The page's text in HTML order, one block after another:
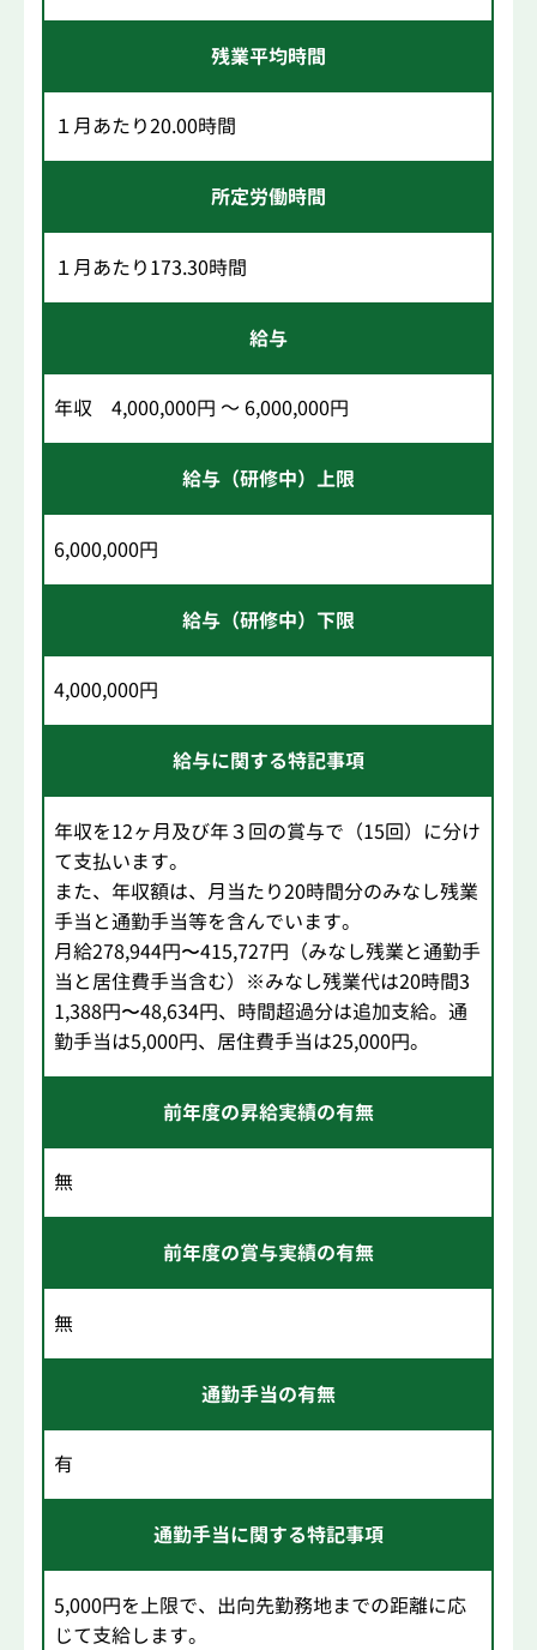
残業平均時間
１月あたり20.00時間
所定労働時間
１月あたり173.30時間
給与
年収 4,000,000円 ～ 6,000,000円
給与（研修中）上限
6,000,000円
給与（研修中）下限
4,000,000円
給与に関する特記事項
年収を12ヶ月及び年３回の賞与で（15回）に分け
て支払います。
また、年収額は、月当たり20時間分のみなし残業
手当と通勤手当等を含んでいます。
月給278,944円〜415,727円（みなし残業と通勤手
当と居住費手当含む）※みなし残業代は20時間3
1,388円〜48,634円、時間超過分は追加支給。通
勤手当は5,000円、居住費手当は25,000円。
前年度の昇給実績の有無
無
前年度の賞与実績の有無
無
通勤手当の有無
有
通勤手当に関する特記事項
5,000円を上限で、出向先勤務地までの距離に応
じて支給します。